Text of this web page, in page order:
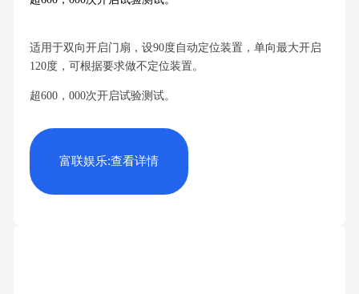
适用于双向开启门扇，设90度自动定位装置，单向最大开启
120度，可根据要求做不定位装置。
超600，000次开启试验测试。
富联娱乐:查看详情